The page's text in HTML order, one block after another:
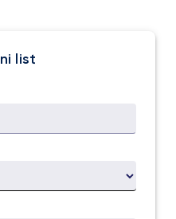
list